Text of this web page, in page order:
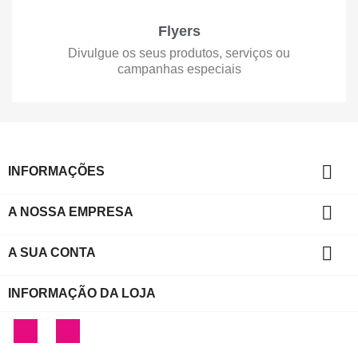
Flyers
Divulgue os seus produtos, serviços ou
campanhas especiais
INFORMAÇÕES 
A NOSSA EMPRESA 
A SUA CONTA 
INFORMAÇÃO DA LOJA